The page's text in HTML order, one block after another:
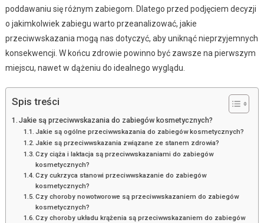
poddawaniu się różnym zabiegom. Dlatego przed podjęciem decyzji
o jakimkolwiek zabiegu warto przeanalizować, jakie
przeciwwskazania mogą nas dotyczyć, aby uniknąć nieprzyjemnych
konsekwencji. W końcu zdrowie powinno być zawsze na pierwszym
miejscu, nawet w dążeniu do idealnego wyglądu.
Spis treści
Jakie są przeciwwskazania do zabiegów kosmetycznych?
Jakie są ogólne przeciwwskazania do zabiegów kosmetycznych?
Jakie są przeciwwskazania związane ze stanem zdrowia?
Czy ciąża i laktacja są przeciwwskazaniami do zabiegów
kosmetycznych?
Czy cukrzyca stanowi przeciwwskazanie do zabiegów
kosmetycznych?
Czy choroby nowotworowe są przeciwwskazaniem do zabiegów
kosmetycznych?
Czy choroby układu krążenia są przeciwwskazaniem do zabiegów